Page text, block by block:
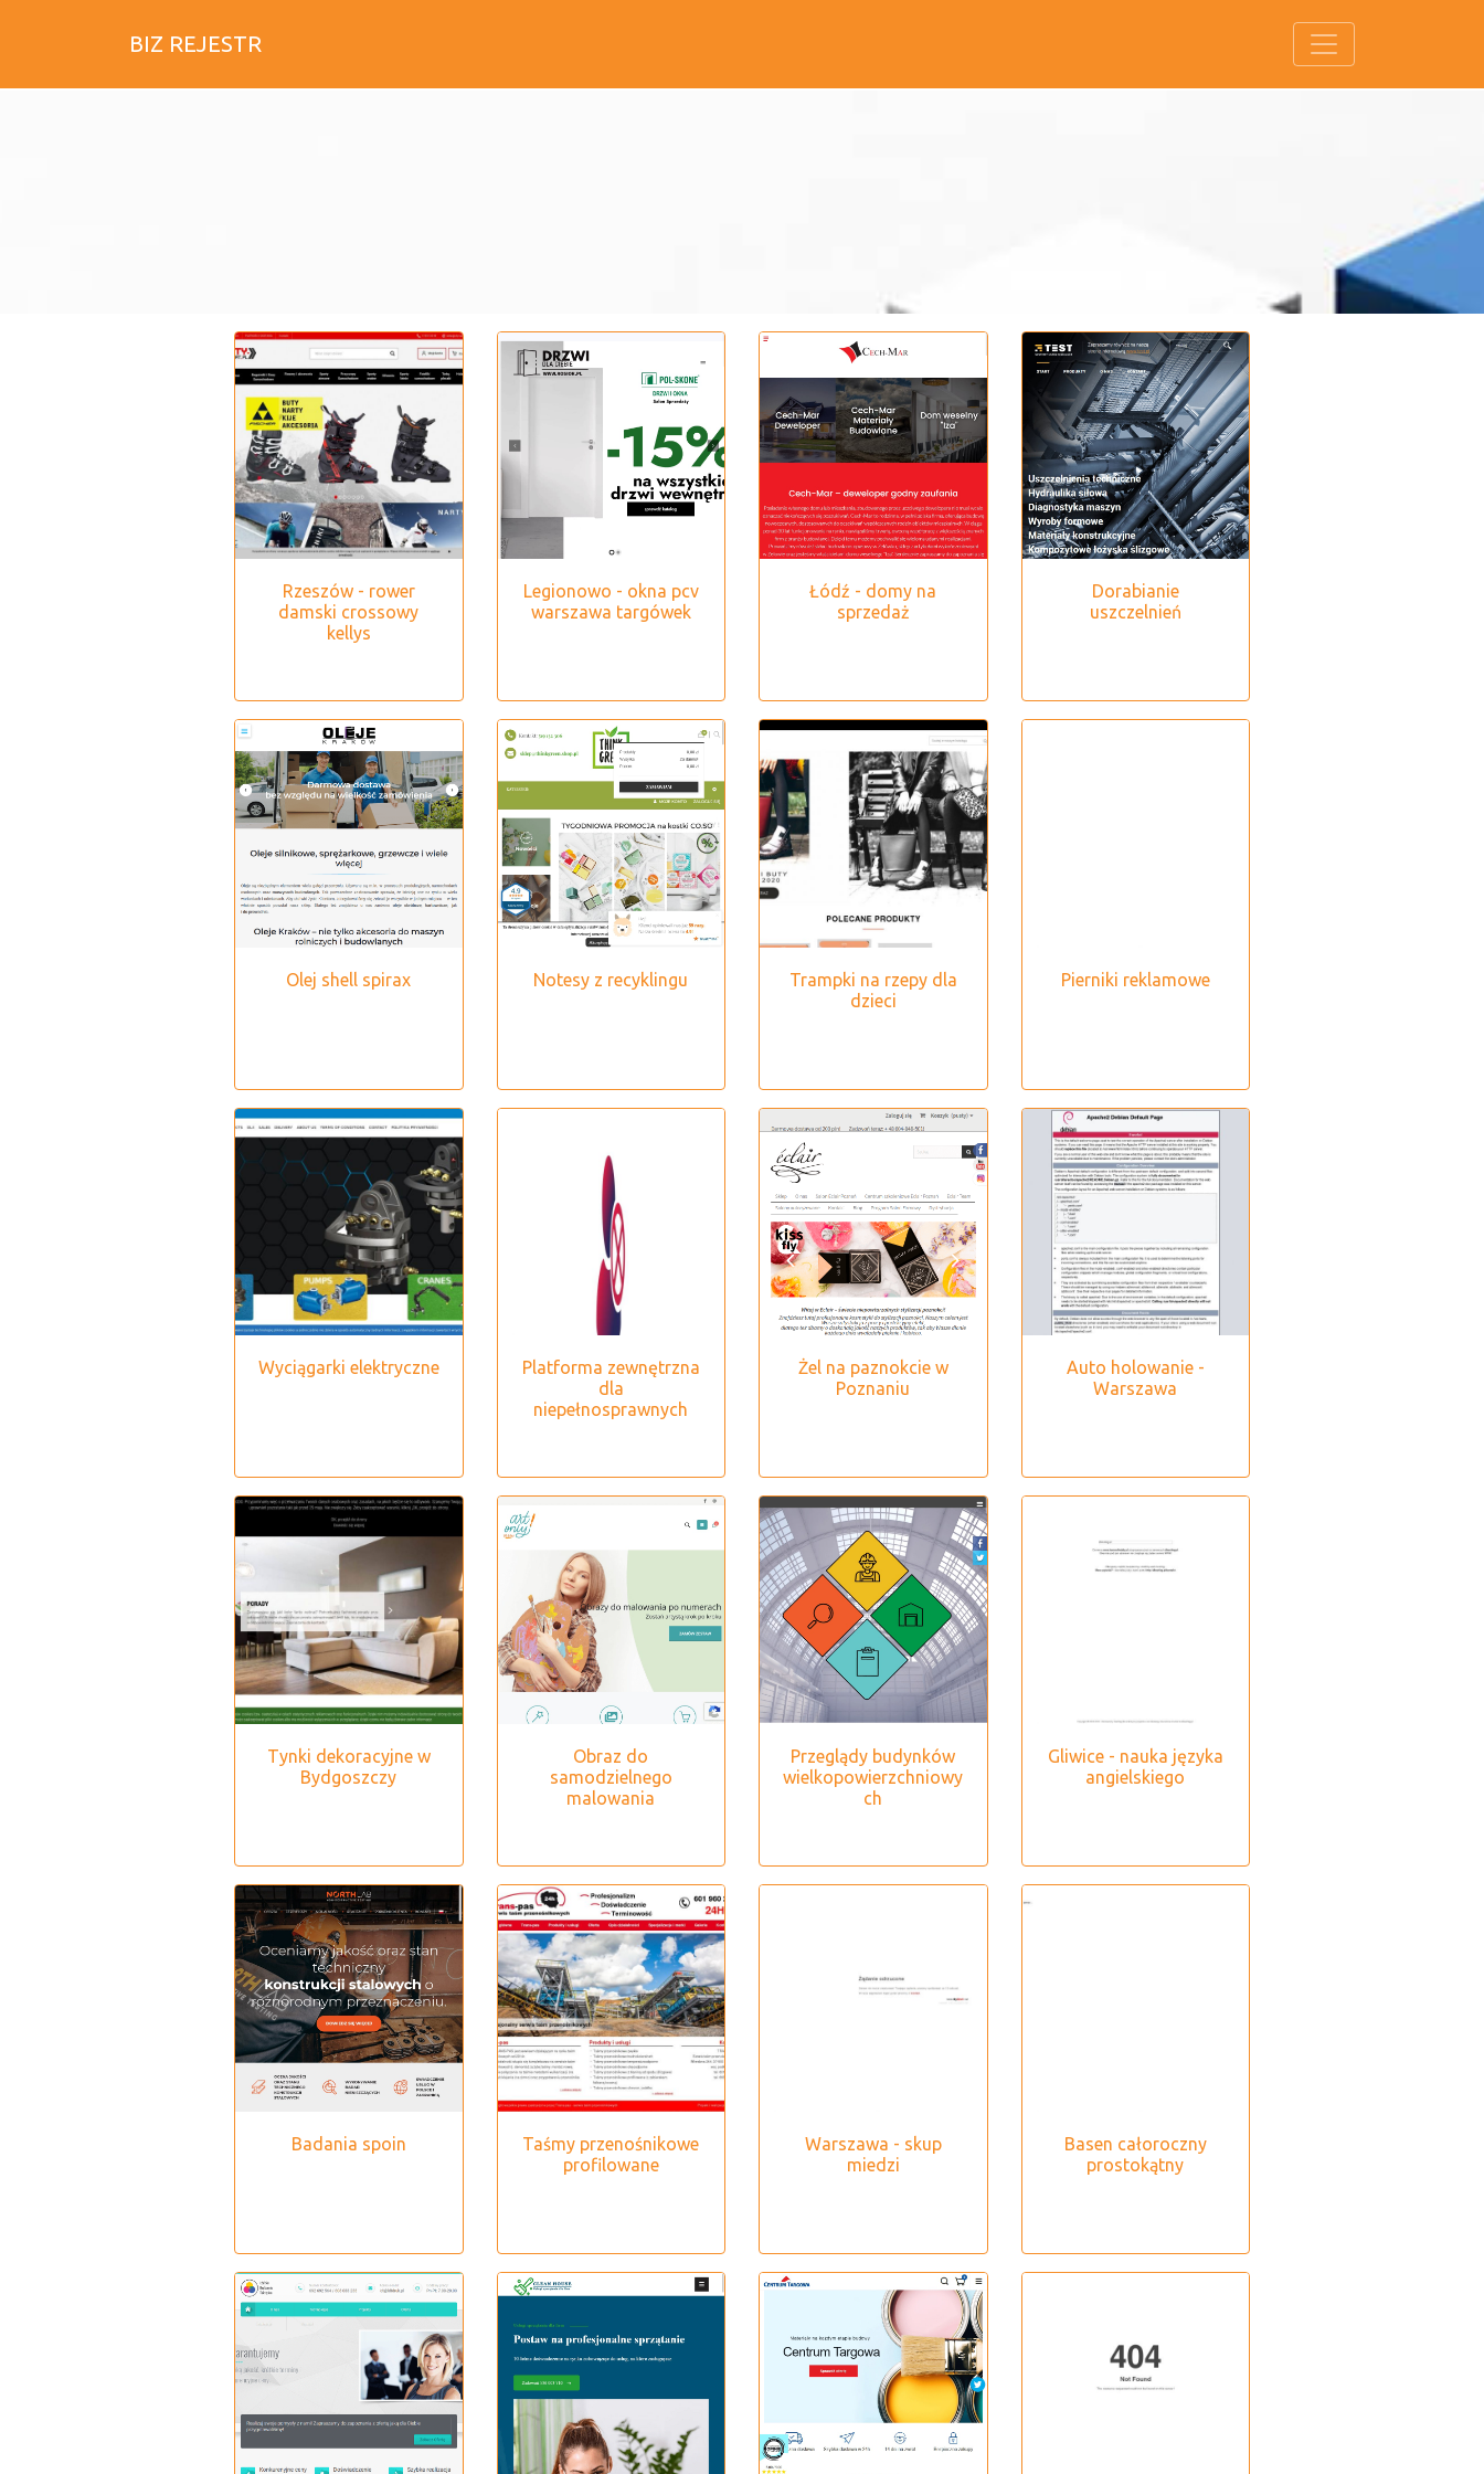
BIZ REJESTR
Rzeszów - rower
damski crossowy
kellys
Legionowo - okna pcv
warszawa targówek
Łódź - domy na
sprzedaż
Dorabianie
uszczelnień
Olej shell spirax Notesy z recyklingu
Trampki na rzepy dla
dzieci
Pierniki reklamowe
Wyciągarki elektryczne
Platforma zewnętrzna
dla
niepełnosprawnych
Żel na paznokcie w
Poznaniu
Auto holowanie -
Warszawa
Tynki dekoracyjne w
Bydgoszczy
Obraz do
samodzielnego
malowania
Przeglądy budynków
wielkopowierzchniowy
ch
Gliwice - nauka języka
angielskiego
Badania spoin
Taśmy przenośnikowe
profilowane
Warszawa - skup
miedzi
Basen całoroczny
prostokątny